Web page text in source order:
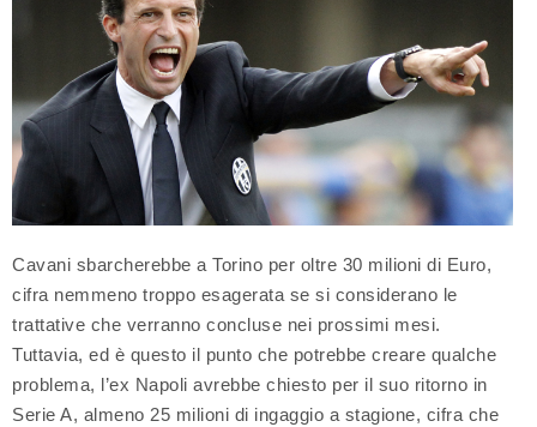
Cavani sbarcherebbe a Torino per oltre 30 milioni di Euro,
cifra nemmeno troppo esagerata se si considerano le
trattative che verranno concluse nei prossimi mesi.
Tuttavia, ed è questo il punto che potrebbe creare qualche
problema, l’ex Napoli avrebbe chiesto per il suo ritorno in
Serie A, almeno 25 milioni di ingaggio a stagione, cifra che